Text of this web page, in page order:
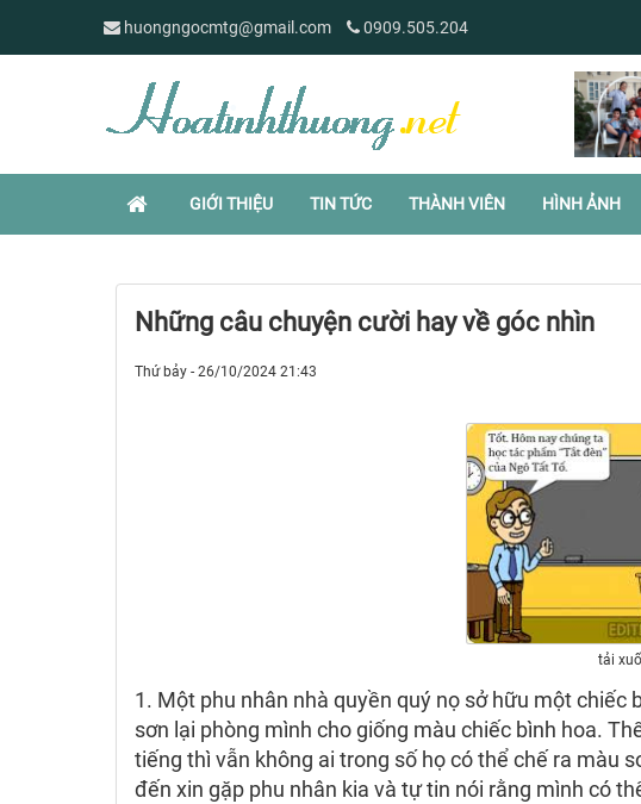
huongngocmtg@gmail.com 0909.505.204
GIỚI THIỆU TIN TỨC THÀNH VIÊN HÌNH ẢNH
Những câu chuyện cười hay về góc nhìn
Thứ bảy - 26/10/2024 21:43
tải
1. Một phu nhân nhà quyền quý nọ sở hữu một
sơn lại phòng mình cho giống màu chiếc bình hoa.
tiếng thì vẫn không ai trong số họ có thể chế ra màu
đến xin gặp phu nhân kia và tự tin nói rằng mình có